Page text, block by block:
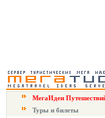
МегаИдеи
Туры и билеты